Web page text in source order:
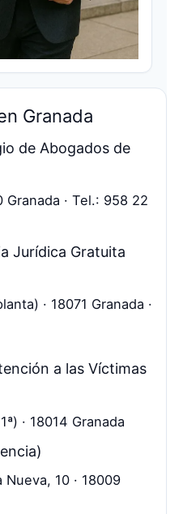
Granada
de Abogados de
Granada · Tel.: 958 22
Jurídica Gratuita
· 18071 Granada ·
a las Víctimas
· 18014 Granada
Nueva, 10 · 18009